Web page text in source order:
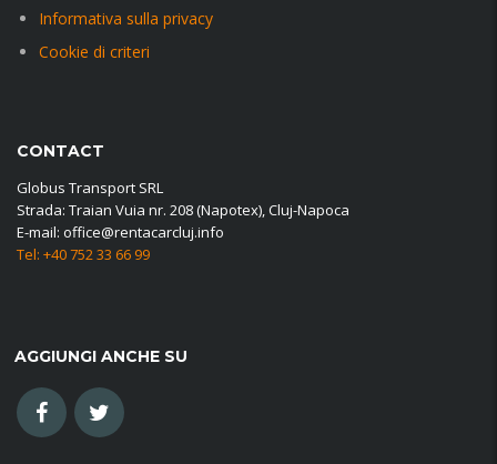
Informativa sulla privacy
Cookie di criteri
CONTACT
Globus Transport SRL
Strada: Traian Vuia nr. 208 (Napotex), Cluj-Napoca
E-mail: office@rentacarcluj.info
Tel: +40 752 33 66 99
AGGIUNGI ANCHE SU